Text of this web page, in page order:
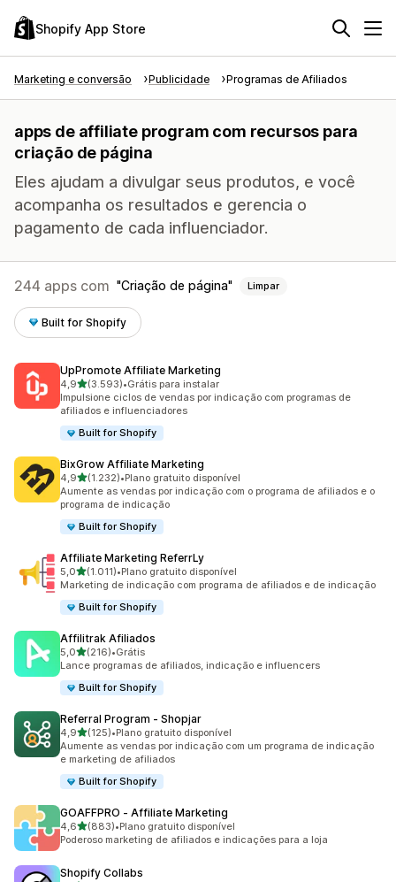
Shopify App Store
Marketing e conversão Publicidade Programas de Afiliados
apps de affiliate program com recursos para
criação de página
Eles ajudam a divulgar seus produtos, e você
acompanha os resultados e gerencia o
pagamento de cada influenciador.
244 apps com Criação de página Limpar
Built for Shopify
UpPromote Affiliate Marketing
4,9de 5 estrelas
(3.593)
3593 avaliações ao todo
•Grátis para instalar
Impulsione ciclos de vendas por indicação com programas de
afiliados e influenciadores
Built for Shopify
BixGrow Affiliate Marketing
4,9de 5 estrelas
(1.232)
1232 avaliações ao todo
•Plano gratuito disponível
Aumente as vendas por indicação com o programa de afiliados e o
programa de indicação
Built for Shopify
Affiliate Marketing ReferrLy
5,0de 5 estrelas
(1.011)
1011 avaliações ao todo
•Plano gratuito disponível
Marketing de indicação com programa de afiliados e de indicação
Built for Shopify
Affilitrak Afiliados
5,0de 5 estrelas
(216)
216 avaliações ao todo
•Grátis
Lance programas de afiliados, indicação e influencers
Built for Shopify
Referral Program ‑ Shopjar
4,9de 5 estrelas
(125)
125 avaliações ao todo
•Plano gratuito disponível
Aumente as vendas por indicação com um programa de indicação
e marketing de afiliados
Built for Shopify
GOAFFPRO ‑ Affiliate Marketing
4,6de 5 estrelas
(883)
883 avaliações ao todo
•Plano gratuito disponível
Poderoso marketing de afiliados e indicações para a loja
Shopify Collabs